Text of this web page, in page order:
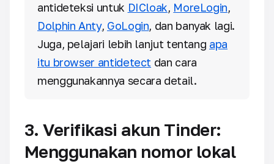
antideteksi untuk DICloak, MoreLogin,
Dolphin Anty, GoLogin, dan banyak lagi.
Juga, pelajari lebih lanjut tentang apa
itu browser antidetect dan cara
menggunakannya secara detail.
3. Verifikasi akun Tinder:
Menggunakan nomor lokal